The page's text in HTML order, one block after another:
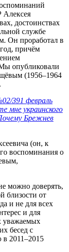
Алексея
достоинствах
службе
Он проработал в
причём
опубликовали
(1956–1964
391 февраль
мне украинского
Брежнев
(он, к
воспоминания о
можно доверять,
близости от
и не для всех
и для
уважаемых
бесед с
2011–2015